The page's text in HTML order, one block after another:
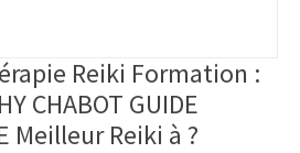
Reiki Formation :
CHABOT GUIDE
Meilleur Reiki à ?